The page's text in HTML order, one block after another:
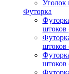
Уголок
Футорка
штоков
штоков
штоков